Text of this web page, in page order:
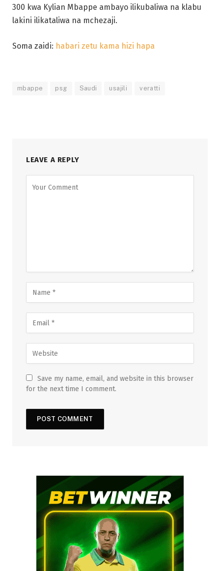
300 kwa Kylian Mbappe ambayo ilikubaliwa na klabu
lakini ilikataliwa na mchezaji.
Soma zaidi: habari zetu kama hizi hapa
mbappe psg Saudi usajili veratti
LEAVE A REPLY
Save my name, email, and website in this browser
for the next time I comment.